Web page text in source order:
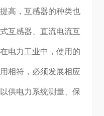
高，互感器的种类也
互感器、直流电流互
电力工业中，使用的
相符，必须发展相应
供电力系统测量、保